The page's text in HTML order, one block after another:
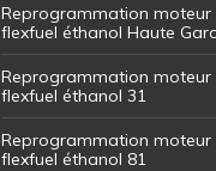
Reprogrammation moteur
flexfuel éthanol Haute
Reprogrammation moteur
flexfuel éthanol 31
Reprogrammation moteur
flexfuel éthanol 81